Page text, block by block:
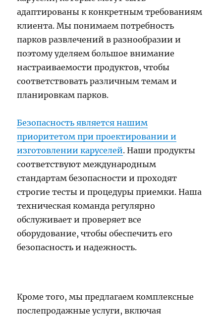
адаптированы к конкретным требованиям
клиента. Мы понимаем потребность
парков развлечений в разнообразии и
поэтому уделяем большое внимание
настраиваемости продуктов, чтобы
соответствовать различным темам и
планировкам парков.
Безопасность является нашим
приоритетом при проектировании и
изготовлении каруселей. Наши продукты
соответствуют международным
стандартам безопасности и проходят
строгие тесты и процедуры приемки. Наша
техническая команда регулярно
обслуживает и проверяет все
оборудование, чтобы обеспечить его
безопасность и надежность.
Кроме того, мы предлагаем комплексные
послепродажные услуги, включая